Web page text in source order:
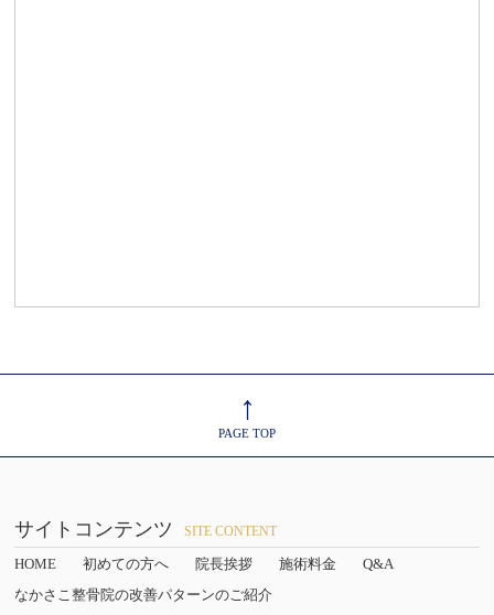
↑
PAGE TOP
サイトコンテンツ SITE CONTENT
HOME 初めての方へ 院長挨拶 施術料金
Q&A
なかさこ整骨院の改善パターンのご紹介